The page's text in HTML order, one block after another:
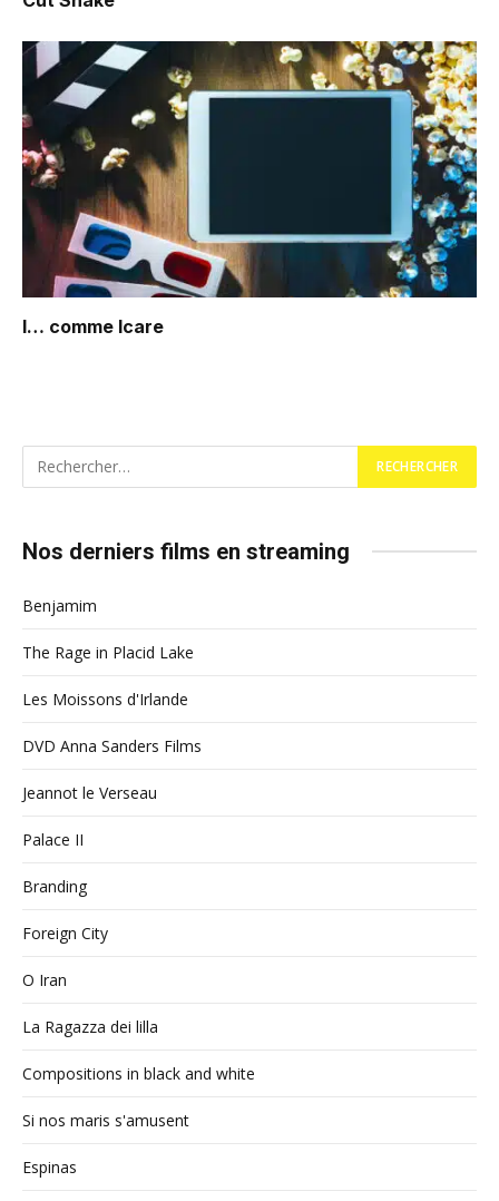
I… comme Icare
Nos derniers films en streaming
Benjamim
The Rage in Placid Lake
Les Moissons d'Irlande
DVD Anna Sanders Films
Jeannot le Verseau
Palace II
Branding
Foreign City
O Iran
La Ragazza dei lilla
Compositions in black and white
Si nos maris s'amusent
Espinas